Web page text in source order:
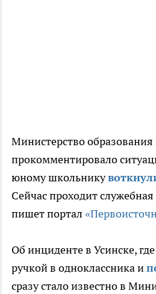
Министерство
прокомментировало
юному школьнику
Сейчас проходит
пишет портал
Об инциденте в Усинске,
ручкой в одноклассника и
сразу стало известно в